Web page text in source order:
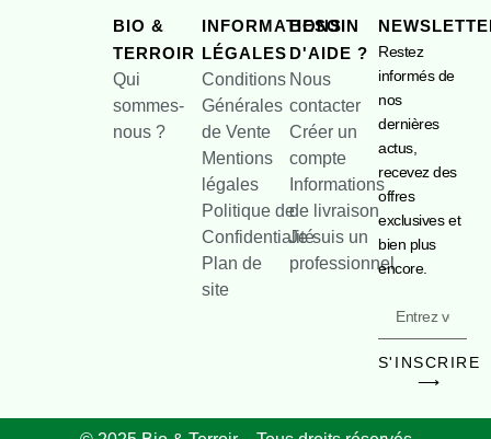
BIO &
TERROIR
Qui
sommes-
nous ?
INFORMATIONS
LÉGALES
Conditions
Générales
de Vente
Mentions
légales
Politique de
Confidentialité
Plan de
site
BESOIN
D'AIDE ?
Nous
contacter
Créer un
compte
Informations
de livraison
Je suis un
professionnel
Restez
informés de
nos
dernières
actus,
recevez des
offres
exclusives et
bien plus
encore.
S'INSCRIRE
⟶